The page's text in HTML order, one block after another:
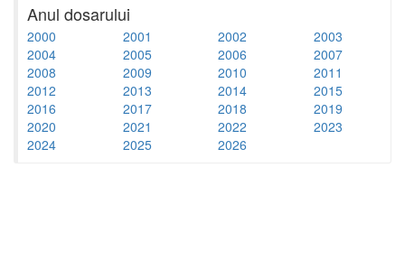
Anul dosarului
2000 2001 2002
2003
2004
2005 2006
2007
2008
2009 2010
2011
2012
2013 2014
2015
2016
2017 2018
2019
2020
2021 2022
2023
2024
2025 2026